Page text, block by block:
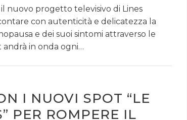
il nuovo progetto televisivo di Lines
con autenticità e delicatezza la
e dei suoi sintomi attraverso le
andrà in onda ogni…
I NUOVI SPOT “LE
PER ROMPERE IL